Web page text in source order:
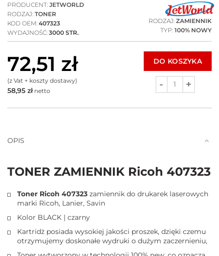
PRODUCENT: JETWORLD
RODZAJ: TONER
KOD OEM: 407323
WYDAJNOŚĆ: 3000 STR.
RODZAJ: ZAMIENNIK
TYP: 100% NOWY
72,51 zł
(z Vat + koszty dostawy)
58,95 złnetto
DO KOSZYKA
OPIS
TONER ZAMIENNIK Ricoh 407323
Toner Ricoh 407323 zamiennik do drukarek laserowych
marki Ricoh, Lanier, Savin
Kolor BLACK | czarny
Kartridż posiada wysokiej jakości proszek, dzięki czemu
otrzymujemy doskonałe wydruki o dużym zaczernieniu,